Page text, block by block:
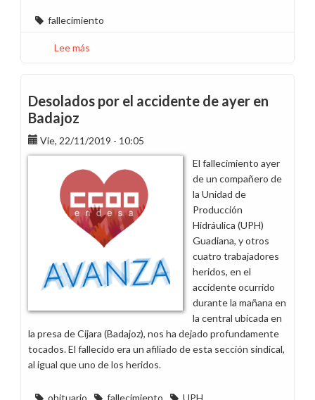
fallecimiento
Lee más
fallecimiento
Juan
Blas
Simón
Carmona
Desolados por el accidente de ayer en
Badajoz
Vie, 22/11/2019 - 10:05
El fallecimiento ayer
de un compañero de
la Unidad de
Producción
Hidráulica (UPH)
Guadiana, y otros
cuatro trabajadores
heridos, en el
accidente ocurrido
durante la mañana en
la central ubicada en
la presa de Cijara (Badajoz), nos ha dejado profundamente
tocados. El fallecido era un afiliado de esta sección sindical,
al igual que uno de los heridos.
obituario fallecimiento UPH